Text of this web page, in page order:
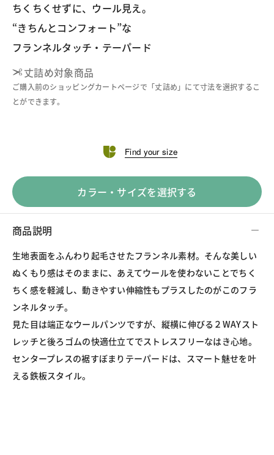
ちくちくせずに、ウール見え。
“きちんとコンフォート”な
フランネルタッチ・テーパード
丈詰め対象商品
ご購入前のショッピングカートページで「丈詰め」にて寸法を選択するこ
とができます。
Find your size
カラー・サイズを選択する
商品説明
生地表面をふんわり起毛させたフランネル素材。そんな美しい
ぬくもり感はそのままに、あえてウールを使わないことでちく
ちく感を軽減し、動きやすい伸縮性もプラスしたのがこのフラ
ンネルタッチ。
見た目は端正なウールパンツですが、縦横に伸びる２WAYスト
レッチと後ろゴムの快適仕立てでストレスフリーなはき心地。
センタープレスの裾すぼまりテーパードは、スマート魅せを叶
える鉄板スタイル。